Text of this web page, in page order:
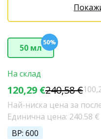
50 мл
50%
На склад
120,29 €240,58 €
Най-ниска цена за
Единична цена: 240.58
BP: 600